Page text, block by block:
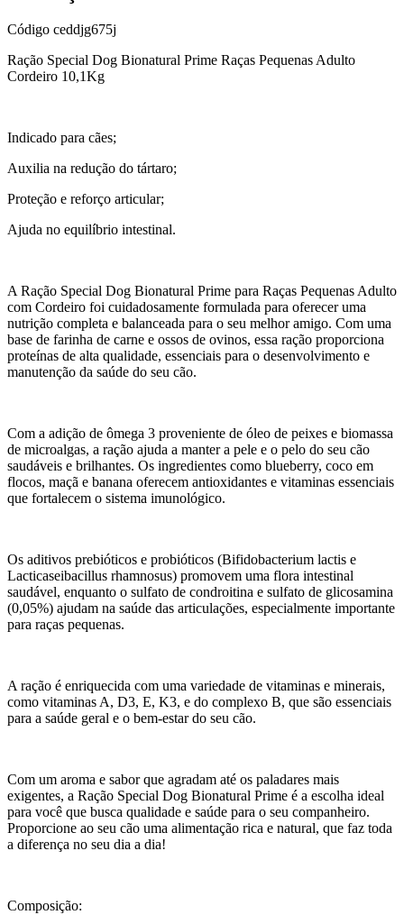
Código ceddjg675j
Ração Special Dog Bionatural Prime Raças Pequenas Adulto
Cordeiro 10,1Kg
Indicado para cães;
Auxilia na redução do tártaro;
Proteção e reforço articular;
Ajuda no equilíbrio intestinal.
A Ração Special Dog Bionatural Prime para Raças Pequenas Adulto
com Cordeiro foi cuidadosamente formulada para oferecer uma
nutrição completa e balanceada para o seu melhor amigo. Com uma
base de farinha de carne e ossos de ovinos, essa ração proporciona
proteínas de alta qualidade, essenciais para o desenvolvimento e
manutenção da saúde do seu cão.
Com a adição de ômega 3 proveniente de óleo de peixes e biomassa
de microalgas, a ração ajuda a manter a pele e o pelo do seu cão
saudáveis e brilhantes. Os ingredientes como blueberry, coco em
flocos, maçã e banana oferecem antioxidantes e vitaminas essenciais
que fortalecem o sistema imunológico.
Os aditivos prebióticos e probióticos (Bifidobacterium lactis e
Lacticaseibacillus rhamnosus) promovem uma flora intestinal
saudável, enquanto o sulfato de condroitina e sulfato de glicosamina
(0,05%) ajudam na saúde das articulações, especialmente importante
para raças pequenas.
A ração é enriquecida com uma variedade de vitaminas e minerais,
como vitaminas A, D3, E, K3, e do complexo B, que são essenciais
para a saúde geral e o bem-estar do seu cão.
Com um aroma e sabor que agradam até os paladares mais
exigentes, a Ração Special Dog Bionatural Prime é a escolha ideal
para você que busca qualidade e saúde para o seu companheiro.
Proporcione ao seu cão uma alimentação rica e natural, que faz toda
a diferença no seu dia a dia!
Composição: